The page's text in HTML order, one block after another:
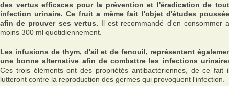
des vertus efficaces pour la prévention et l'éradication de
infection urinaire. Ce fruit a même fait l'objet d'études
afin de prouver ses vertus. Il est recommandé d'en consommer
moins 300 ml quotidiennement.
Les infusions de thym, d'ail et de fenouil, représentent
une bonne alternative afin de combattre les infections
Ces trois éléments ont des propriétés antibactériennes, de ce fait
lutteront contre la reproduction des germes qui provoquent l'infection.